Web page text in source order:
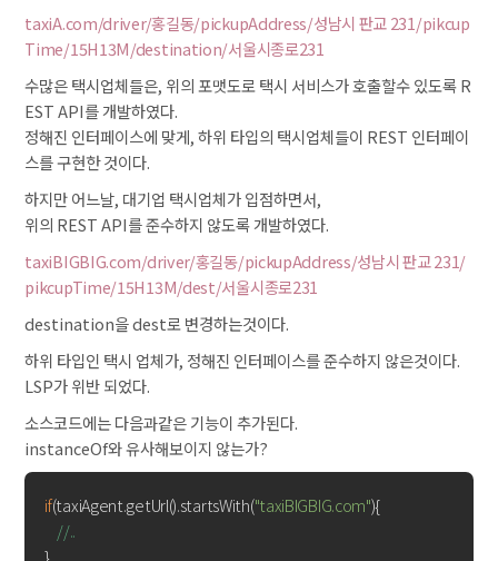
taxiA.com/driver/홍길동/pickupAddress/성남시 판교 231/pikcup
Time/15H13M/destination/서울시종로231
수많은 택시업체들은, 위의 포맷도로 택시 서비스가 호출할수 있도록 R
EST API를 개발하였다.
정해진 인터페이스에 맞게, 하위 타입의 택시업체들이 REST 인터페이
스를 구현한 것이다.
하지만 어느날, 대기업 택시업체가 입점하면서,
위의 REST API를 준수하지 않도록 개발하였다.
taxiBIGBIG.com/driver/홍길동/pickupAddress/성남시 판교 231/
pikcupTime/15H13M/dest/서울시종로231
destination을 dest로 변경하는것이다.
하위 타입인 택시 업체가, 정해진 인터페이스를 준수하지 않은것이다.
LSP가 위반 되었다.
소스코드에는 다음과같은 기능이 추가된다.
instanceOf와 유사해보이지 않는가?
if(taxiAgent.getUrl().startsWith("taxiBIGBIG.com"){
//..